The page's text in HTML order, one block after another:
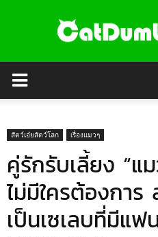
สัตว์เอ๋ยสัตว์โลก เรื่องแมวๆ
คู่รักรับเลี้ยง “แ
ไม่มีใครต้องการ
เป็นเซเลบที่มีแ